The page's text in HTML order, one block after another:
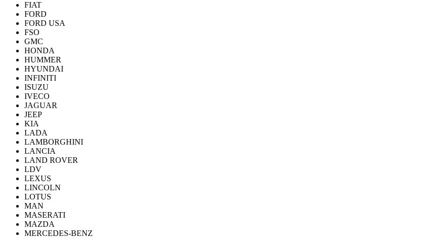
FIAT
FORD
FORD USA
FSO
GMC
HONDA
HUMMER
HYUNDAI
INFINITI
ISUZU
IVECO
JAGUAR
JEEP
KIA
LADA
LAMBORGHINI
LANCIA
LAND ROVER
LDV
LEXUS
LINCOLN
LOTUS
MAN
MASERATI
MAZDA
MERCEDES-BENZ